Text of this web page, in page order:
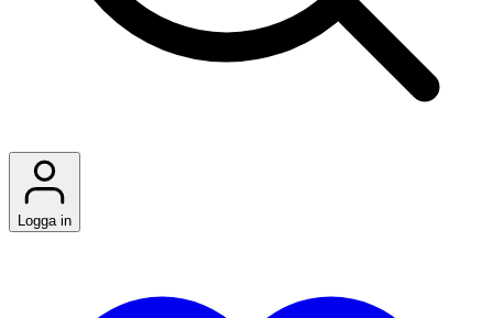
Logga in